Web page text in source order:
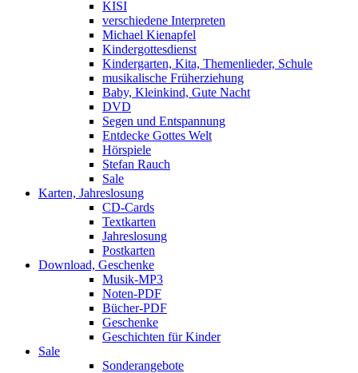
KISI
verschiedene Interpreten
Michael Kienapfel
Kindergottesdienst
Kindergarten, Kita, Themenlieder, Schule
musikalische Früherziehung
Baby, Kleinkind, Gute Nacht
DVD
Segen und Entspannung
Entdecke Gottes Welt
Hörspiele
Stefan Rauch
Sale
Karten, Jahreslosung
CD-Cards
Textkarten
Jahreslosung
Postkarten
Download, Geschenke
Musik-MP3
Noten-PDF
Bücher-PDF
Geschenke
Geschichten für Kinder
Sale
Sonderangebote